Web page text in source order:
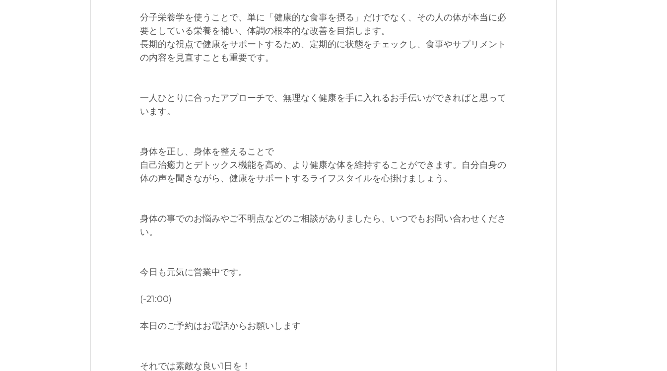
分子栄養学を使うことで、単に「健康的な食事を摂る」だけでなく、その人の体が本当に必
要としている栄養を補い、体調の根本的な改善を目指します。
長期的な視点で健康をサポートするため、定期的に状態をチェックし、食事やサプリメント
の内容を見直すことも重要です。
一人ひとりに合ったアプローチで、無理なく健康を手に入れるお手伝いができればと思って
います。
身体を正し、身体を整えることで
自己治癒力とデトックス機能を高め、より健康な体を維持することができます。自分自身の
体の声を聞きながら、健康をサポートするライフスタイルを心掛けましょう。
身体の事でのお悩みやご不明点などのご相談がありましたら、いつでもお問い合わせくださ
い。
今日も元気に営業中です。
(-21:00)
本日のご予約はお電話からお願いします
それでは素敵な良い1日を！